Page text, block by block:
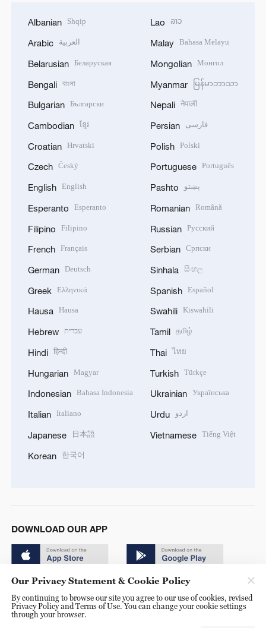
Albanian Shqip
Arabic العربية
Belarusian Беларуская
Bengali বাংলা
Bulgarian Български
Cambodian ខ្មែរ
Croatian Hrvatski
Czech Český
English English
Esperanto Esperanto
Filipino Filipino
French Français
German Deutsch
Greek Ελληνικά
Hausa Hausa
Hebrew עברית
Hindi हिन्दी
Hungarian Magyar
Indonesian Bahasa Indonesia
Italian Italiano
Japanese 日本語
Korean 한국어
Lao ລາວ
Malay Bahasa Melayu
Mongolian Монгол
Myanmar မြန်မာဘာသာ
Nepali नेपाली
Persian فارسی
Polish Polski
Portuguese Português
Pashto پښتو
Romanian Română
Russian Русский
Serbian Српски
Sinhala සිංහල
Spanish Español
Swahili Kiswahili
Tamil தமிழ்
Thai ไทย
Turkish Türkçe
Ukrainian Українська
Urdu اردو
Vietnamese Tiếng Việt
DOWNLOAD OUR APP
© China Radio International.CRI. All Rights Reserved. 16A
Our Privacy Statement & Cookie Policy
By continuing to browse our site you agree to our use of cookies, revised
Privacy Policy and Terms of Use. You can change your cookie settings
through your browser.